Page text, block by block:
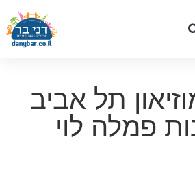
תל אביב
פמלה לוי